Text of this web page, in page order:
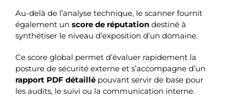
Au-delà de l’analyse technique, le scanner fournit
également un score de réputationdestiné à
synthétiser le niveau d’exposition d’un domaine.
Ce score global permet d’évaluer rapidement la
posture de sécurité externe et s’accompagne d’un
rapport PDF détaillépouvant servir de base pour
les audits, le suivi ou la communication interne.